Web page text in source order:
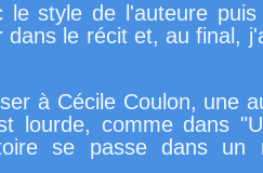
style de l'auteure
le récit et, au final,
à Cécile Coulon, une
lourde, comme dans
se passe dans un